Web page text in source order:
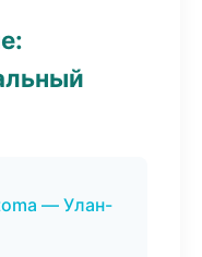
— Улан-